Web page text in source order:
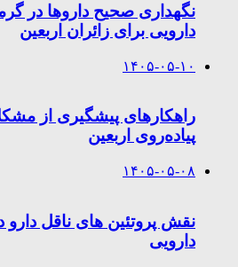
نگهداری صحیح داروها در
دارویی برای زائران اربعین
۱۴۰۵-۰۵-۱۰
راهکارهای پیشگیری از
پیاده‌روی اربعین
۱۴۰۵-۰۵-۰۸
نقش پروتئین های ناقل دارو
دارویی